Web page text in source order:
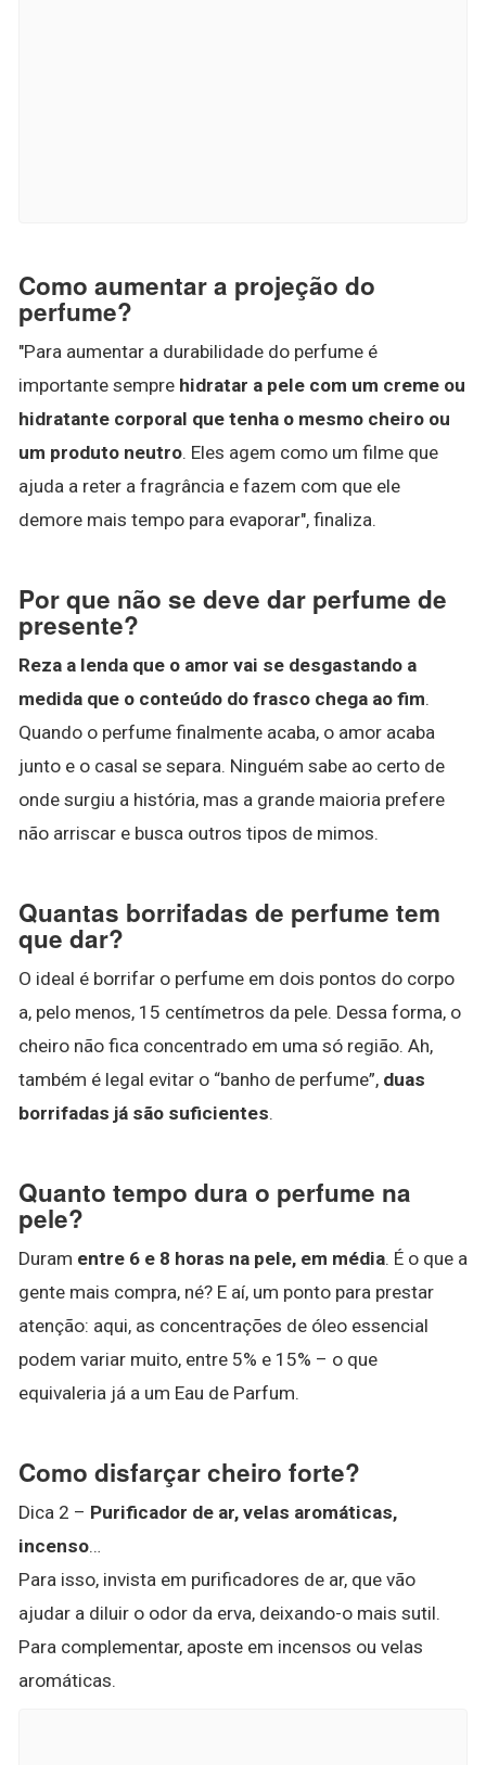
Como aumentar a projeção do
perfume?
"Para aumentar a durabilidade do perfume é
importante sempre hidratar a pele com um creme ou
hidratante corporal que tenha o mesmo cheiro ou
um produto neutro. Eles agem como um filme que
ajuda a reter a fragrância e fazem com que ele
demore mais tempo para evaporar", finaliza.
Por que não se deve dar perfume de
presente?
Reza a lenda que o amor vai se desgastando a
medida que o conteúdo do frasco chega ao fim.
Quando o perfume finalmente acaba, o amor acaba
junto e o casal se separa. Ninguém sabe ao certo de
onde surgiu a história, mas a grande maioria prefere
não arriscar e busca outros tipos de mimos.
Quantas borrifadas de perfume tem
que dar?
O ideal é borrifar o perfume em dois pontos do corpo
a, pelo menos, 15 centímetros da pele. Dessa forma, o
cheiro não fica concentrado em uma só região. Ah,
também é legal evitar o “banho de perfume”, duas
borrifadas já são suficientes.
Quanto tempo dura o perfume na
pele?
Duram entre 6 e 8 horas na pele, em média. É o que a
gente mais compra, né? E aí, um ponto para prestar
atenção: aqui, as concentrações de óleo essencial
podem variar muito, entre 5% e 15% – o que
equivaleria já a um Eau de Parfum.
Como disfarçar cheiro forte?
Dica 2 – Purificador de ar, velas aromáticas,
incenso…
Para isso, invista em purificadores de ar, que vão
ajudar a diluir o odor da erva, deixando-o mais sutil.
Para complementar, aposte em incensos ou velas
aromáticas.